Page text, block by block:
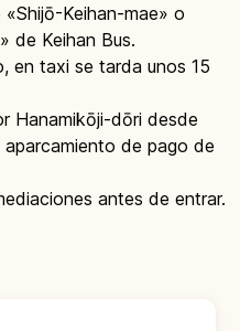
Keihan-mae» o
de Keihan Bus.
en taxi se tarda unos 15
Hanamikōji-dōri desde
de pago de
antes de entrar.